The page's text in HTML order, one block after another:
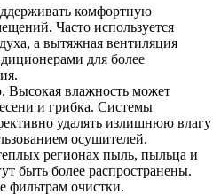
комфортную
Часто используется
а вытяжная вентиляция
для более
Высокая влажность может
и грибка. Системы
удалять излишнюю влагу
осушителей.
регионах пыль, пыльца и
быть более распространены.
фильтрам очистки.